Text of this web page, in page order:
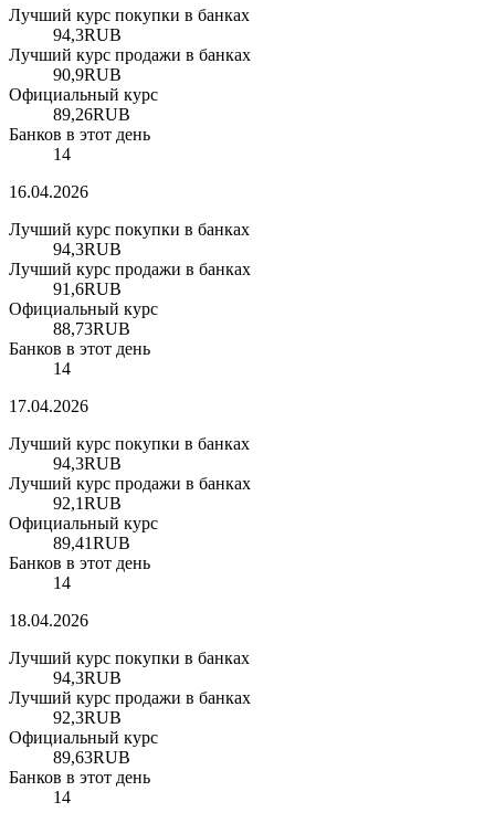
Лучший курс покупки в банках
94,3RUB
Лучший курс продажи в банках
90,9RUB
Официальный курс
89,26RUB
Банков в этот день
14
16.04.2026
Лучший курс покупки в банках
94,3RUB
Лучший курс продажи в банках
91,6RUB
Официальный курс
88,73RUB
Банков в этот день
14
17.04.2026
Лучший курс покупки в банках
94,3RUB
Лучший курс продажи в банках
92,1RUB
Официальный курс
89,41RUB
Банков в этот день
14
18.04.2026
Лучший курс покупки в банках
94,3RUB
Лучший курс продажи в банках
92,3RUB
Официальный курс
89,63RUB
Банков в этот день
14